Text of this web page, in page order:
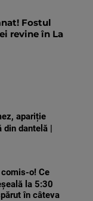
Fostul
revine în La
apariție
dantelă |
o! Ce
la 5:30
în câteva